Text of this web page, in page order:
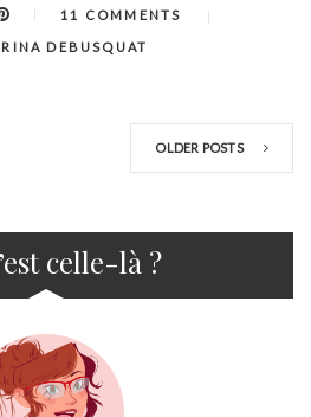
11 COMMENTS
DEBUSQUAT
OLDER POSTS
celle-là ?